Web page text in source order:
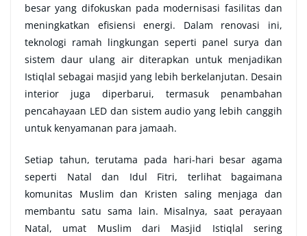
besar yang difokuskan pada modernisasi fasilitas dan
meningkatkan efisiensi energi. Dalam renovasi ini,
teknologi ramah lingkungan seperti panel surya dan
sistem daur ulang air diterapkan untuk menjadikan
Istiqlal sebagai masjid yang lebih berkelanjutan. Desain
interior juga diperbarui, termasuk penambahan
pencahayaan LED dan sistem audio yang lebih canggih
untuk kenyamanan para jamaah.
Setiap tahun, terutama pada hari-hari besar agama
seperti Natal dan Idul Fitri, terlihat bagaimana
komunitas Muslim dan Kristen saling menjaga dan
membantu satu sama lain. Misalnya, saat perayaan
Natal, umat Muslim dari Masjid Istiqlal sering